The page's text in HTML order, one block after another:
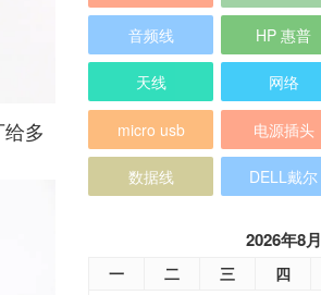
多
音频线 HP 惠普
天线 网络
micro usb 电源插头
数据线 DELL戴尔
2026年8月
一 二 三 四